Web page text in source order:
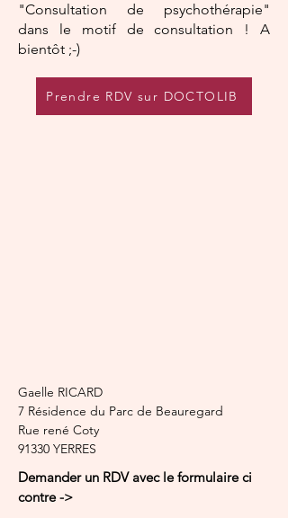
"Consultation de psychothérapie"
dans le motif de consultation ! A
bientôt ;-)
Prendre RDV sur DOCTOLIB
Gaelle RICARD
7 Résidence du Parc de Beauregard
Rue rené Coty
91330 YERRES
Demander un RDV avec le formulaire ci
contre ->